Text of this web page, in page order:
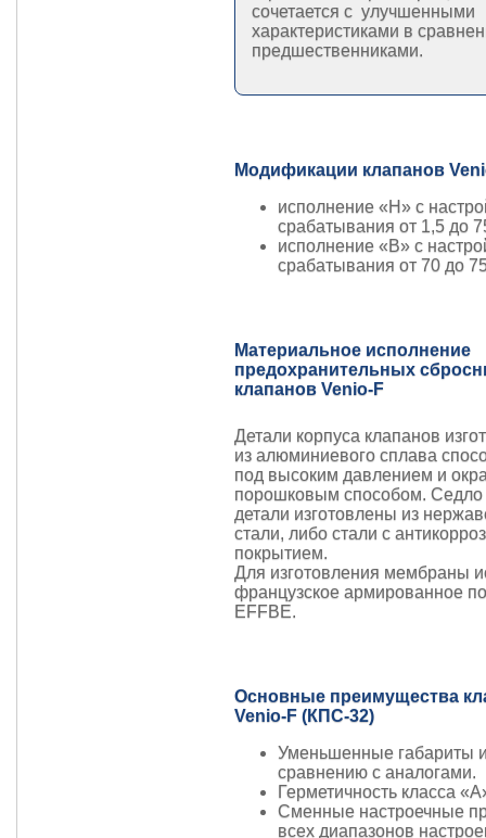
сочетается с улучшенными
характеристиками в
предшественниками.
Модификации клапанов
исполнение «Н» с
срабатывания от 1,5 до
исполнение «В» с
срабатывания от 70 до
Материальное исполнение
предохранительных
клапанов Venio-F
Детали корпуса клапанов
из алюминиевого сплава
под высоким давлением и
порошковым способом. Седло
детали изготовлены из
стали, либо стали с
покрытием.
Для изготовления мембраны
французское армированное
EFFBE.
Основные преимущества
Venio-F (КПС-32)
Уменьшенные габариты
сравнению с аналогами.
Герметичность класса
Сменные настроечные
всех диапазонов